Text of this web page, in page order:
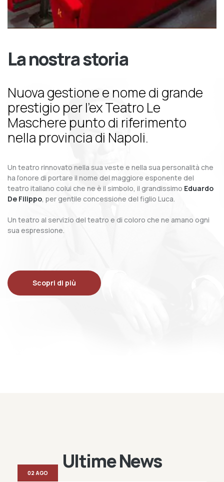
La nostra storia
Nuova gestione e nome di grande
prestigio per l’ex Teatro Le
Maschere punto di riferimento
nella provincia di Napoli.
Un teatro rinnovato nella sua veste e nella sua personalità che
ha l’onore di portare il nome del maggiore esponente del
teatro italiano colui che ne è il simbolo, il grandissimo Eduardo
De Filippo, per gentile concessione del figlio Luca.
Un teatro al servizio del teatro e di coloro che ne amano ogni
sua espressione.
Scopri di più
Ultime News
02 AGO